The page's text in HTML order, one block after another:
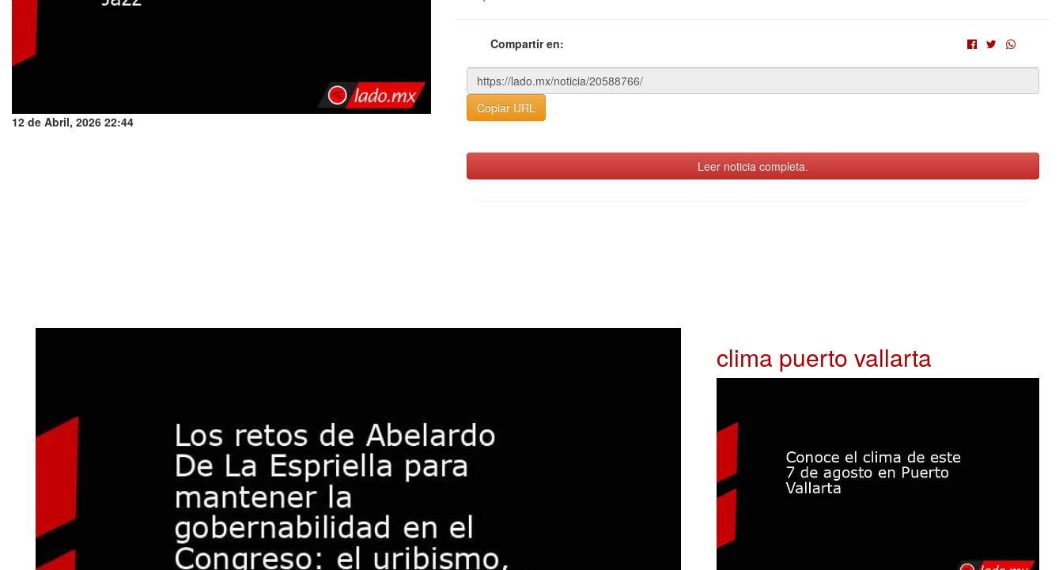
12 de Abril, 2026 22:44
Compartir en:
Copiar URL
Leer noticia completa.
clima puerto vallarta